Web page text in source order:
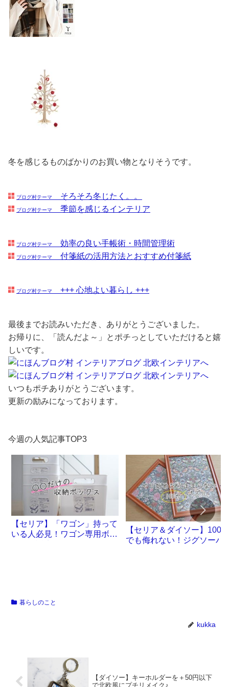
冬を感じるものばかりのお買い物となりそうです。
ブログ村テーマ そろそろ冬じたく。。
ブログ村テーマ 季節を感じるインテリア
ブログ村テーマ 効率の良い手帳術・時間管理術
ブログ村テーマ 付箋紙の活用方法とおすすめ付箋紙
ブログ村テーマ +++ 心地よい暮らし +++
最後までお読みいただき、ありがとうございました。
お帰りに、「読んだよ～」とポチっとしていただけると嬉
しいです。
いつもポチありがとうございます。
更新の励みになっております。
今週の人気記事TOP3
【セリア】「ワゴン」持って
いる人必見！ワゴン専用ボッ
【セリア＆ダイソー】100円
でも侮れない！ジグソーパ
暮らしのこと
kukka
【ダイソー】キーホルダーを＋50円以下
で北欧風にプチリメイク♪